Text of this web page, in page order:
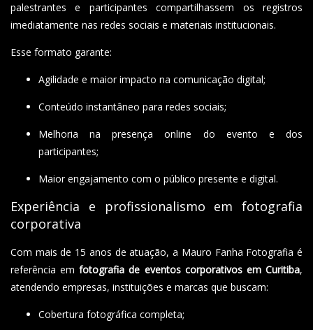
palestrantes e participantes compartilhassem os registros
imediatamente nas redes sociais e materiais institucionais.
Esse formato garante:
Agilidade e maior impacto na comunicação digital;
Conteúdo instantâneo para redes sociais;
Melhoria na presença online do evento e dos
participantes;
Maior engajamento com o público presente e digital.
Experiência e profissionalismo em fotografia
corporativa
Com mais de 15 anos de atuação, a Mauro Fanha Fotografia é
referência emfotografia de eventos corporativos em Curitiba,
atendendo empresas, instituições e marcas que buscam:
Cobertura fotográfica completa;